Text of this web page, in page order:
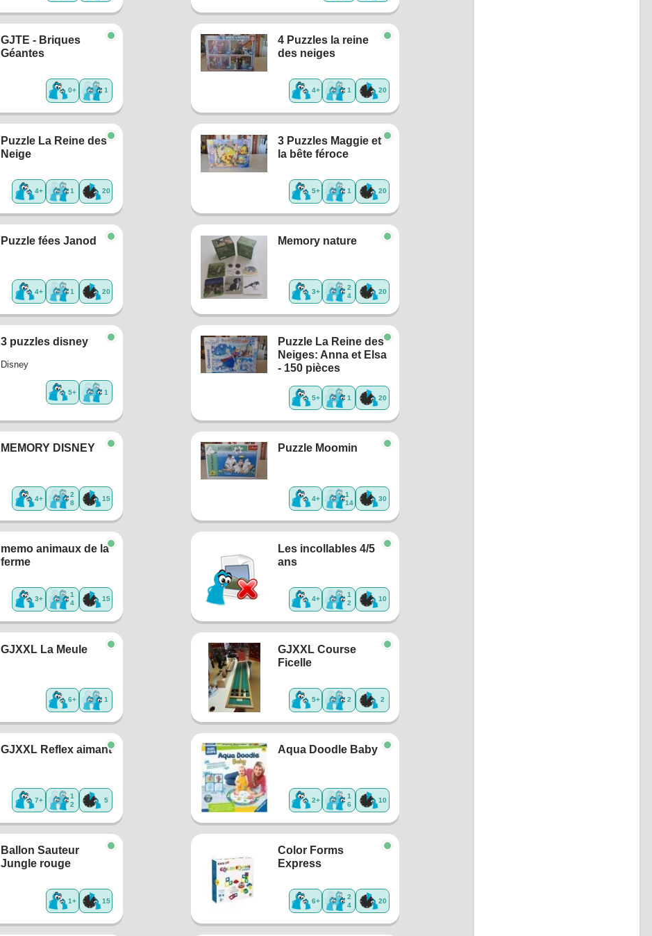
GJTE - Briques
Géantes
0+ 1
4 Puzzles la reine
des neiges
4+ 1 20
Puzzle La Reine des
Neige
4+ 1 20
3 Puzzles Maggie et
la bête féroce
5+ 1 20
Puzzle fées Janod
4+ 1 20
Memory nature
3+
2
4
20
3 puzzles disney
Disney
5+ 1
Puzzle La Reine des
Neiges: Anna et Elsa
- 150 pièces
5+ 1 20
MEMORY DISNEY
4+
2
8
15
Puzzle Moomin
4+
1
14
30
memo animaux de la
ferme
3+
1
4
15
Les incollables 4/5
ans
4+
1
2
10
GJXXL La Meule
6+ 1
GJXXL Course
Ficelle
5+ 2 2
GJXXL Reflex aimant
7+
1
2
5
Aqua Doodle Baby
2+
1
6
10
Ballon Sauteur
Jungle rouge
1+ 15
Color Forms
Express
6+
2
4
20